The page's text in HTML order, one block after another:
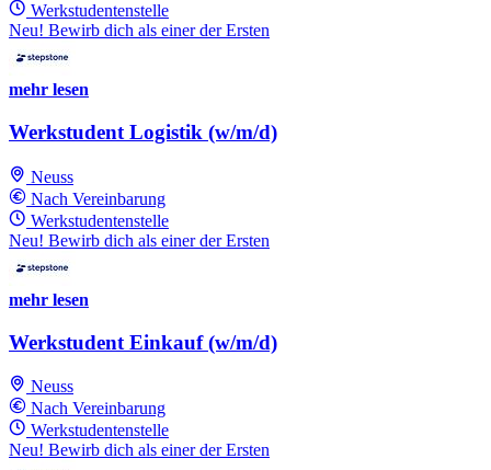
Werkstudentenstelle
Neu! Bewirb dich als einer der Ersten
mehr lesen
Werkstudent Logistik (w/m/d)
Neuss
Nach Vereinbarung
Werkstudentenstelle
Neu! Bewirb dich als einer der Ersten
mehr lesen
Werkstudent Einkauf (w/m/d)
Neuss
Nach Vereinbarung
Werkstudentenstelle
Neu! Bewirb dich als einer der Ersten